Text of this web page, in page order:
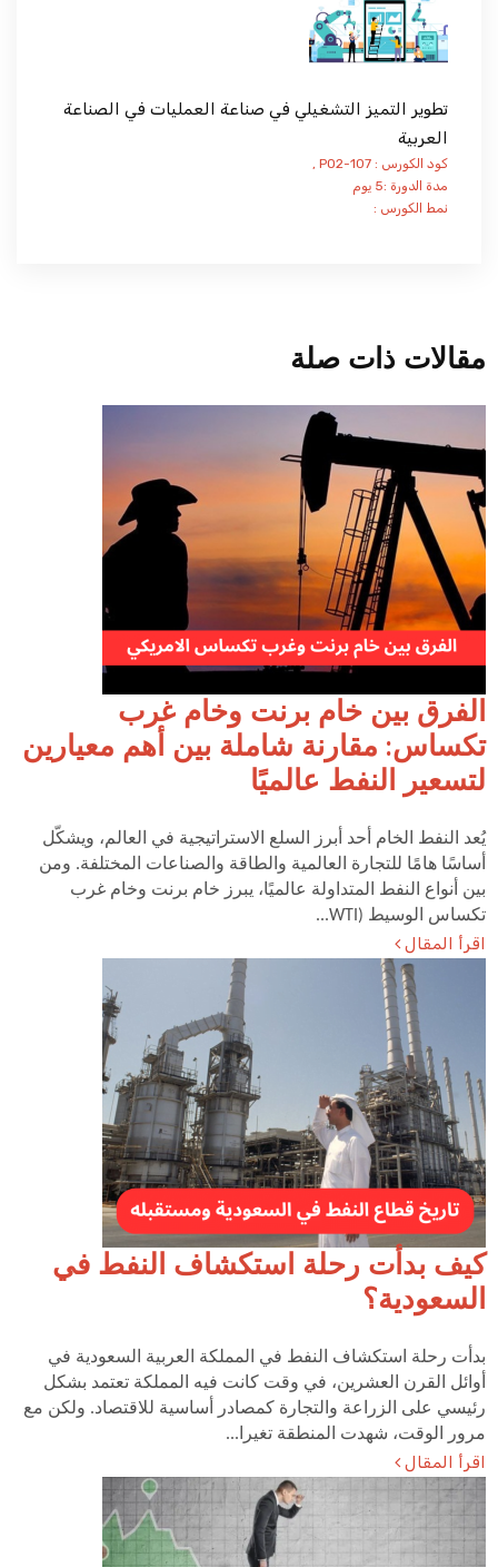
تطوير التميز التشغيلي في صناعة العمليات في الصناعة
العربية
كود الكورس : PO2-107 ,
مدة الدورة :5 يوم
نمط الكورس :
مقالات ذات صلة
الفرق بين خام برنت وخام غرب
تكساس: مقارنة شاملة بين أهم معيارين
لتسعير النفط عالميًا
يُعد النفط الخام أحد أبرز السلع الاستراتيجية في العالم، ويشكّل
أساسًا هامًا للتجارة العالمية والطاقة والصناعات المختلفة. ومن
بين أنواع النفط المتداولة عالميًا، يبرز خام برنت وخام غرب
تكساس الوسيط (WTI...
اقرأ المقال
كيف بدأت رحلة استكشاف النفط في
السعودية؟
بدأت رحلة استكشاف النفط في المملكة العربية السعودية في
أوائل القرن العشرين، في وقت كانت فيه المملكة تعتمد بشكل
رئيسي على الزراعة والتجارة كمصادر أساسية للاقتصاد. ولكن مع
مرور الوقت، شهدت المنطقة تغيرا...
اقرأ المقال